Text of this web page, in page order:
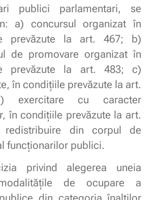
publici parlamentari, se
a)
concursul organizat în
prevăzute la art. 467; b)
de promovare organizat în
prevăzute la art. 483; c)
în condițiile prevăzute la art.
exercitare cu caracter
în condițiile prevăzute la art.
redistribuire din corpul de
funcționarilor publici.
privind alegerea uneia
de ocupare a